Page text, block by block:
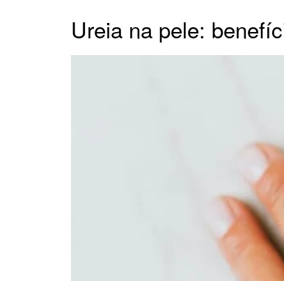
Ureia na pele: